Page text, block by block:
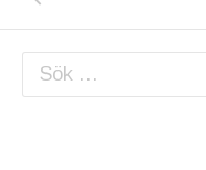
Sök efter: